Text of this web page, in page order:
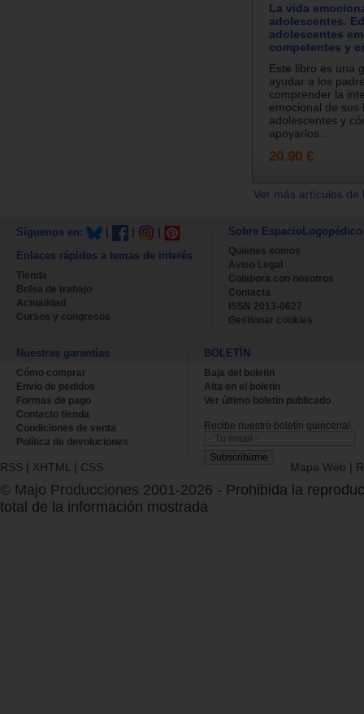
La vida
adolescentes.
adolescentes
competentes y
Este libro es una
ayudar a los
comprender la
emocional de sus
adolescentes y
apoyarlos...
20.90 €
Ver más artículos
Síguenos en:
Enlaces rápidos a temas de interés
Tienda
Bolsa de trabajo
Actualidad
Cursos y congresos
Sobre EspacioLogopédico
Quienes somos
Aviso Legal
Colabora con nosotros
Contacta
ISSN 2013-0627
Gestionar cookies
Nuestras garantías
Cómo comprar
Envío de pedidos
Formas de pago
Contacto tienda
Condiciones de venta
Política de devoluciones
BOLETÍN
Baja del boletin
Alta en el boletin
Ver último boletin publicado
Recibe nuestro boletín quincenal.
RSS | XHTML | CSS Mapa Web |
© Majo Producciones 2001-2026 - Prohibida la
total de la información mostrada